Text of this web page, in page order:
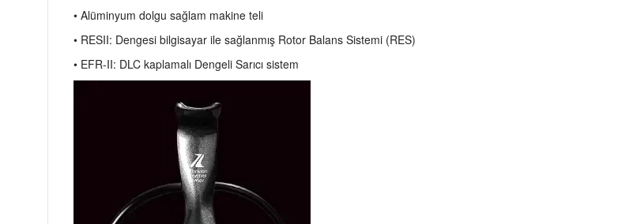
• Alüminyum dolgu sağlam makine teli
• RESII: Dengesi bilgisayar ile sağlanmış Rotor Balans Sistemi (RES)
• EFR-II: DLC kaplamalı Dengeli Sarıcı sistem